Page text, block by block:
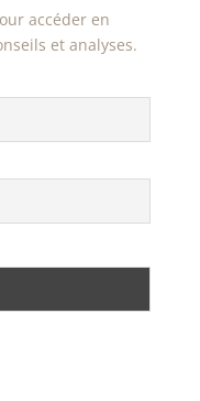
accéder en
et analyses.